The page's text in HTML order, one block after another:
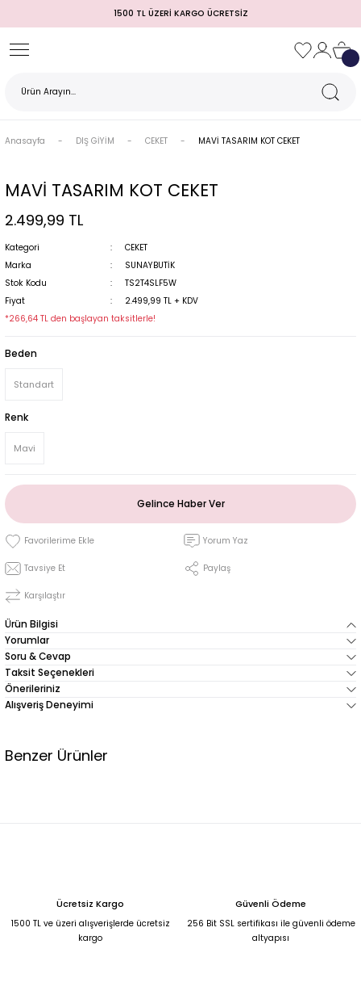
1500 TL ÜZERİ KARGO ÜCRETSİZ
Geri Dön
Geri Dön
Geri Dön
Geri Dön
Geri Dön
Geri Dön
Geri Dön
Anasayfa DIŞ GİYİM CEKET MAVİ TASARIM KOT CEKET
MAVİ TASARIM KOT CEKET
2.499,99 TL
Kategori
CEKET
Marka
SUNAYBUTİK
Stok Kodu
TS2T4SLF5W
Fiyat
2.499,99 TL + KDV
*266,64 TL den başlayan taksitlerle!
Beden
Standart
Renk
Mavi
Gelince Haber Ver
Yorum Yaz
Tavsiye Et Paylaş
Karşılaştır
Ürün Bilgisi
Yorumlar
Soru & Cevap
Taksit Seçenekleri
Önerileriniz
Alışveriş Deneyimi
Benzer Ürünler
2.500,00 TL
Ücretsiz Kargo
1500 TL ve üzeri alışverişlerde ücretsiz
kargo
Güvenli Ödeme
256 Bit SSL sertifikası ile güvenli ödeme
altyapısı